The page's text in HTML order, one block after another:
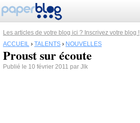
Les articles de votre blog ici ? Inscrivez votre blog !
ACCUEIL › TALENTS › NOUVELLES
Proust sur écoute
Publié le 10 février 2011 par Jlk